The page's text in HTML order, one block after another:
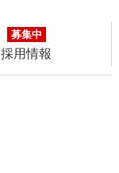
募集中
採用情報